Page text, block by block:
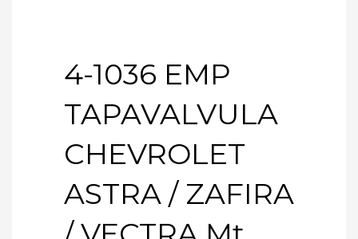
4-1036 EMP
TAPAVALVULA
CHEVROLET
ASTRA / ZAFIRA